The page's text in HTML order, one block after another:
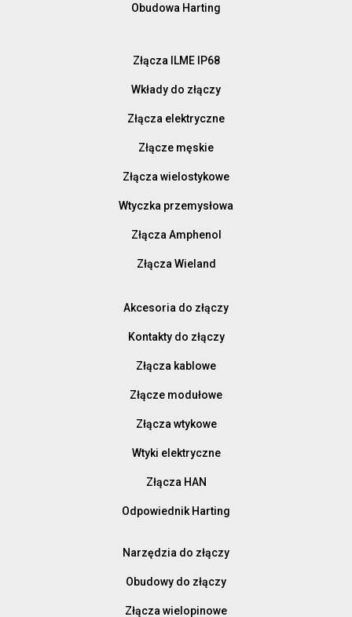
Obudowa Harting
Złącza ILME IP68
Wkłady do złączy
Złącza elektryczne
Złącze męskie
Złącza wielostykowe
Wtyczka przemysłowa
Złącza Amphenol
Złącza Wieland
Akcesoria do złączy
Kontakty do złączy
Złącza kablowe
Złącze modułowe
Złącza wtykowe
Wtyki elektryczne
Złącza HAN
Odpowiednik Harting
Narzędzia do złączy
Obudowy do złączy
Złącza wielopinowe